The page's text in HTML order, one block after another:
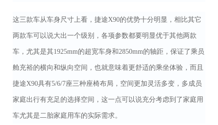
这三款车从车身尺寸上看，捷途X90的优势十分明显，相比其它
两款车可以说大出一个级别，各项参数都要明显优于其他两款
车，尤其是其1925mm的超宽车身和2850mm的轴距，保证了乘员
舱充裕的横向和纵向空间，也就意味着更舒适的乘坐体验，而且
捷途X90具有5/6/7座三种座椅布局，空间更加灵活多变，多成员
家庭出行有充足的选择空间，这一点可以说充分考虑到了家庭用
车尤其是二胎家庭用车的实际需求。